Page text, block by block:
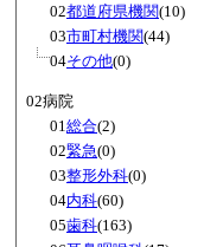
02都道府県機関(10)
03市町村機関(44)
04その他(0)
02病院
01 総合(2)
02緊急(0)
03整形外科(0)
04内科(60)
05歯科(163)